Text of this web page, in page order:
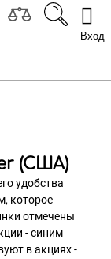
Вход
(США)
удобства
которое
отмечены
- синим
в акциях -